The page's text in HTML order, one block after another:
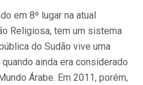
em 8º lugar na atual
Religiosa, tem um sistema
do Sudão vive uma
ainda era considerado
Árabe. Em 2011, porém,